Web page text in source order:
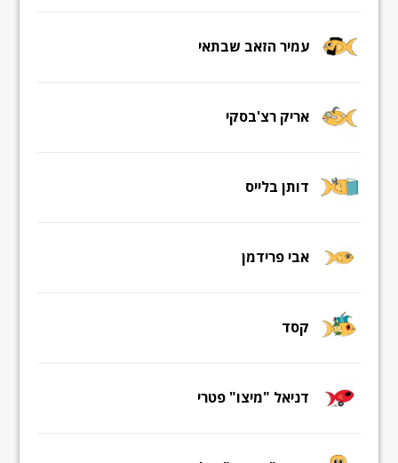
עמיר הזאב שבתאי
אריק רצ'בסקי
דותן בלייס
אבי פרידמן
קסד
דניאל "מיצו" פטרי